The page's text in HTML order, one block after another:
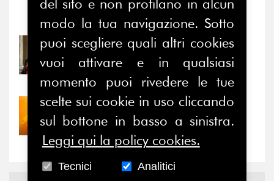
Eventi
31/07/2026
Prima della pausa estiva,
il valore di...
30/07/2026
Nove anni dopo la
“grande cecità”: la...
del sito e non profilano in alcun
modo la tua navigazione. Sotto
puoi scegliere quali altri cookies
vuoi attivare e in qualsiasi
momento puoi rivedere le tue
scelte sui cookie in uso cliccando
sul bottone in basso a sinistra.
Leggi qui la policy cookies.
Tecnici Analitici